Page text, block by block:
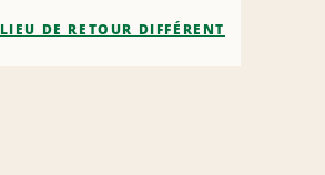
LIEU DE RETOUR DIFFÉRENT